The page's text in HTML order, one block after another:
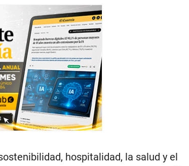
hospitalidad, la salud y el